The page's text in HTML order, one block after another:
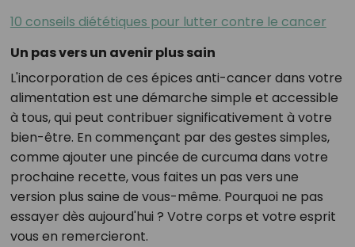
10 conseils diététiques pour lutter contre le cancer
Un pas vers un avenir plus sain
L'incorporation de ces épices anti-cancer dans votre
alimentation est une démarche simple et accessible
à tous, qui peut contribuer significativement à votre
bien-être. En commençant par des gestes simples,
comme ajouter une pincée de curcuma dans votre
prochaine recette, vous faites un pas vers une
version plus saine de vous-même. Pourquoi ne pas
essayer dès aujourd'hui ? Votre corps et votre esprit
vous en remercieront.